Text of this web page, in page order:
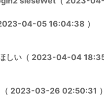
04-05 16:04:38 ）
しい（ 2023-04-04
2023-03-26 02:50:31 ）